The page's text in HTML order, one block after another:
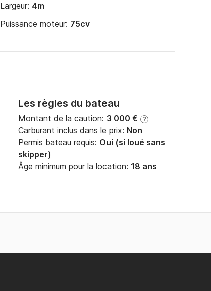
Largeur: 4m
Puissance moteur: 75cv
Les règles du bateau
Montant de la caution: 3 000 € ?
Carburant inclus dans le prix: Non
Permis bateau requis: Oui (si loué sans
skipper)
Âge minimum pour la location: 18 ans